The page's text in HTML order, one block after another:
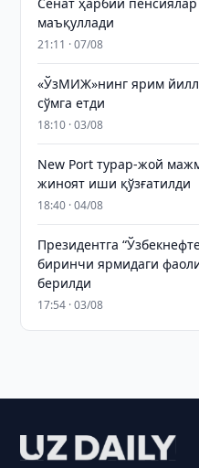
маъқуллади
21:11 · 07/08
«ЎзМИЖ»нинг ярим
сўмга етди
18:10 · 03/08
New Port турар-жой
жиноят иши қўзғатилди
18:40 · 04/08
Президентга
биринчи ярмидаги
берилди
17:54 · 03/08